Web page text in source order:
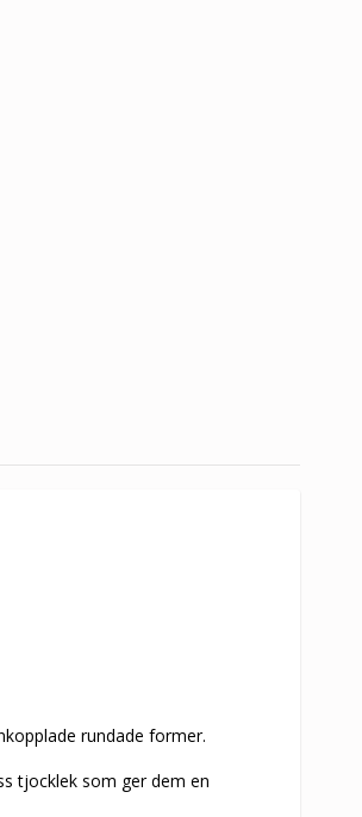
rundade former.
tjocklek som ger dem en